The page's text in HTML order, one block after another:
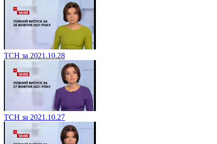
ТСН за 2021.10.28
ТСН за 2021.10.27